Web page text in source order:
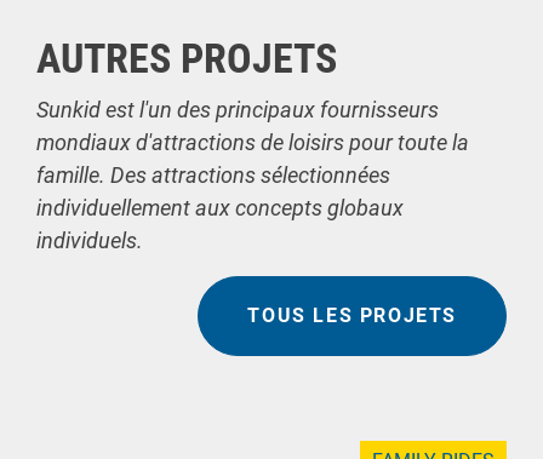
AUTRES PROJETS
Sunkid est l'un des principaux fournisseurs
mondiaux d'attractions de loisirs pour toute la
famille. Des attractions sélectionnées
individuellement aux concepts globaux
individuels.
TOUS LES PROJETS